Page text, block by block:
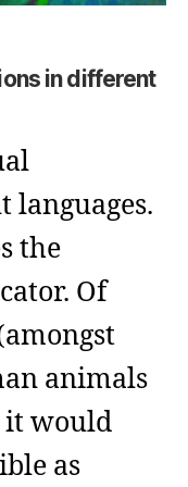
in different
the
Of
animals
it would
as